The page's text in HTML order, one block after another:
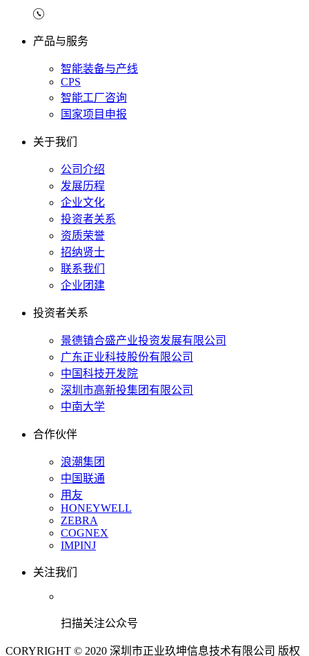
产品与服务
智能装备与产线
CPS
智能工厂咨询
国家项目申报
关于我们
公司介绍
发展历程
企业文化
投资者关系
资质荣誉
招纳贤士
联系我们
企业团建
投资者关系
景德镇合盛产业投资发展有限公司
广东正业科技股份有限公司
中国科技开发院
深圳市高新投集团有限公司
中南大学
合作伙伴
浪潮集团
中国联通
用友
HONEYWELL
ZEBRA
COGNEX
IMPINJ
关注我们
扫描关注公众号
CORYRIGHT © 2020 深圳市正业玖坤信息技术有限公司 版权